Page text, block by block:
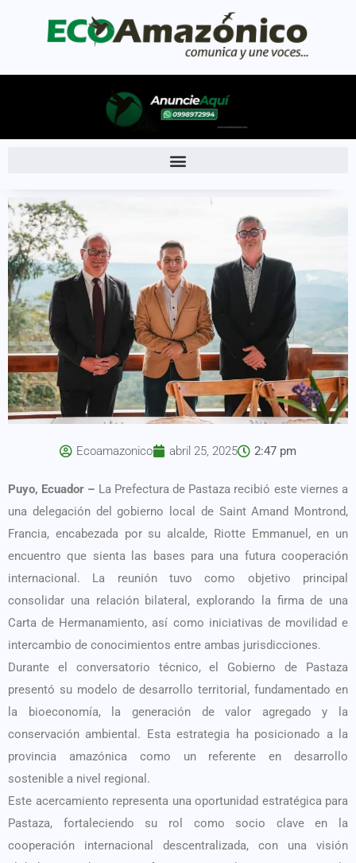
Ecoamazonico abril 25, 2025 2:47 pm
Puyo, Ecuador – La Prefectura de Pastaza recibió este viernes a
una delegación del gobierno local de Saint Amand Montrond,
Francia, encabezada por su alcalde, Riotte Emmanuel, en un
encuentro que sienta las bases para una futura cooperación
internacional. La reunión tuvo como objetivo principal
consolidar una relación bilateral, explorando la firma de una
Carta de Hermanamiento, así como iniciativas de movilidad e
intercambio de conocimientos entre ambas jurisdicciones.
Durante el conversatorio técnico, el Gobierno de Pastaza
presentó su modelo de desarrollo territorial, fundamentado en
la bioeconomía, la generación de valor agregado y la
conservación ambiental. Esta estrategia ha posicionado a la
provincia amazónica como un referente en desarrollo
sostenible a nivel regional.
Este acercamiento representa una oportunidad estratégica para
Pastaza, fortaleciendo su rol como socio clave en la
cooperación internacional descentralizada, con una visión